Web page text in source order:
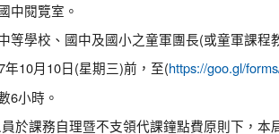
中閱覽室。
等學校、國中及國小之童軍團長(或童軍課程
10月10日(星期三)前，至( https://goo.gl/
6小時。
於課務自理暨不支領代課鐘點費原則下，